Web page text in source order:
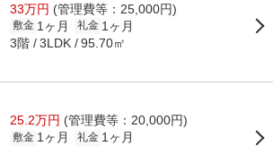
33万円 (管理費等：25,000円)
敷金 1ヶ月 礼金 1ヶ月
3階 3LDK 95.70㎡
25.2万円 (管理費等：20,000円)
敷金 1ヶ月 礼金 1ヶ月